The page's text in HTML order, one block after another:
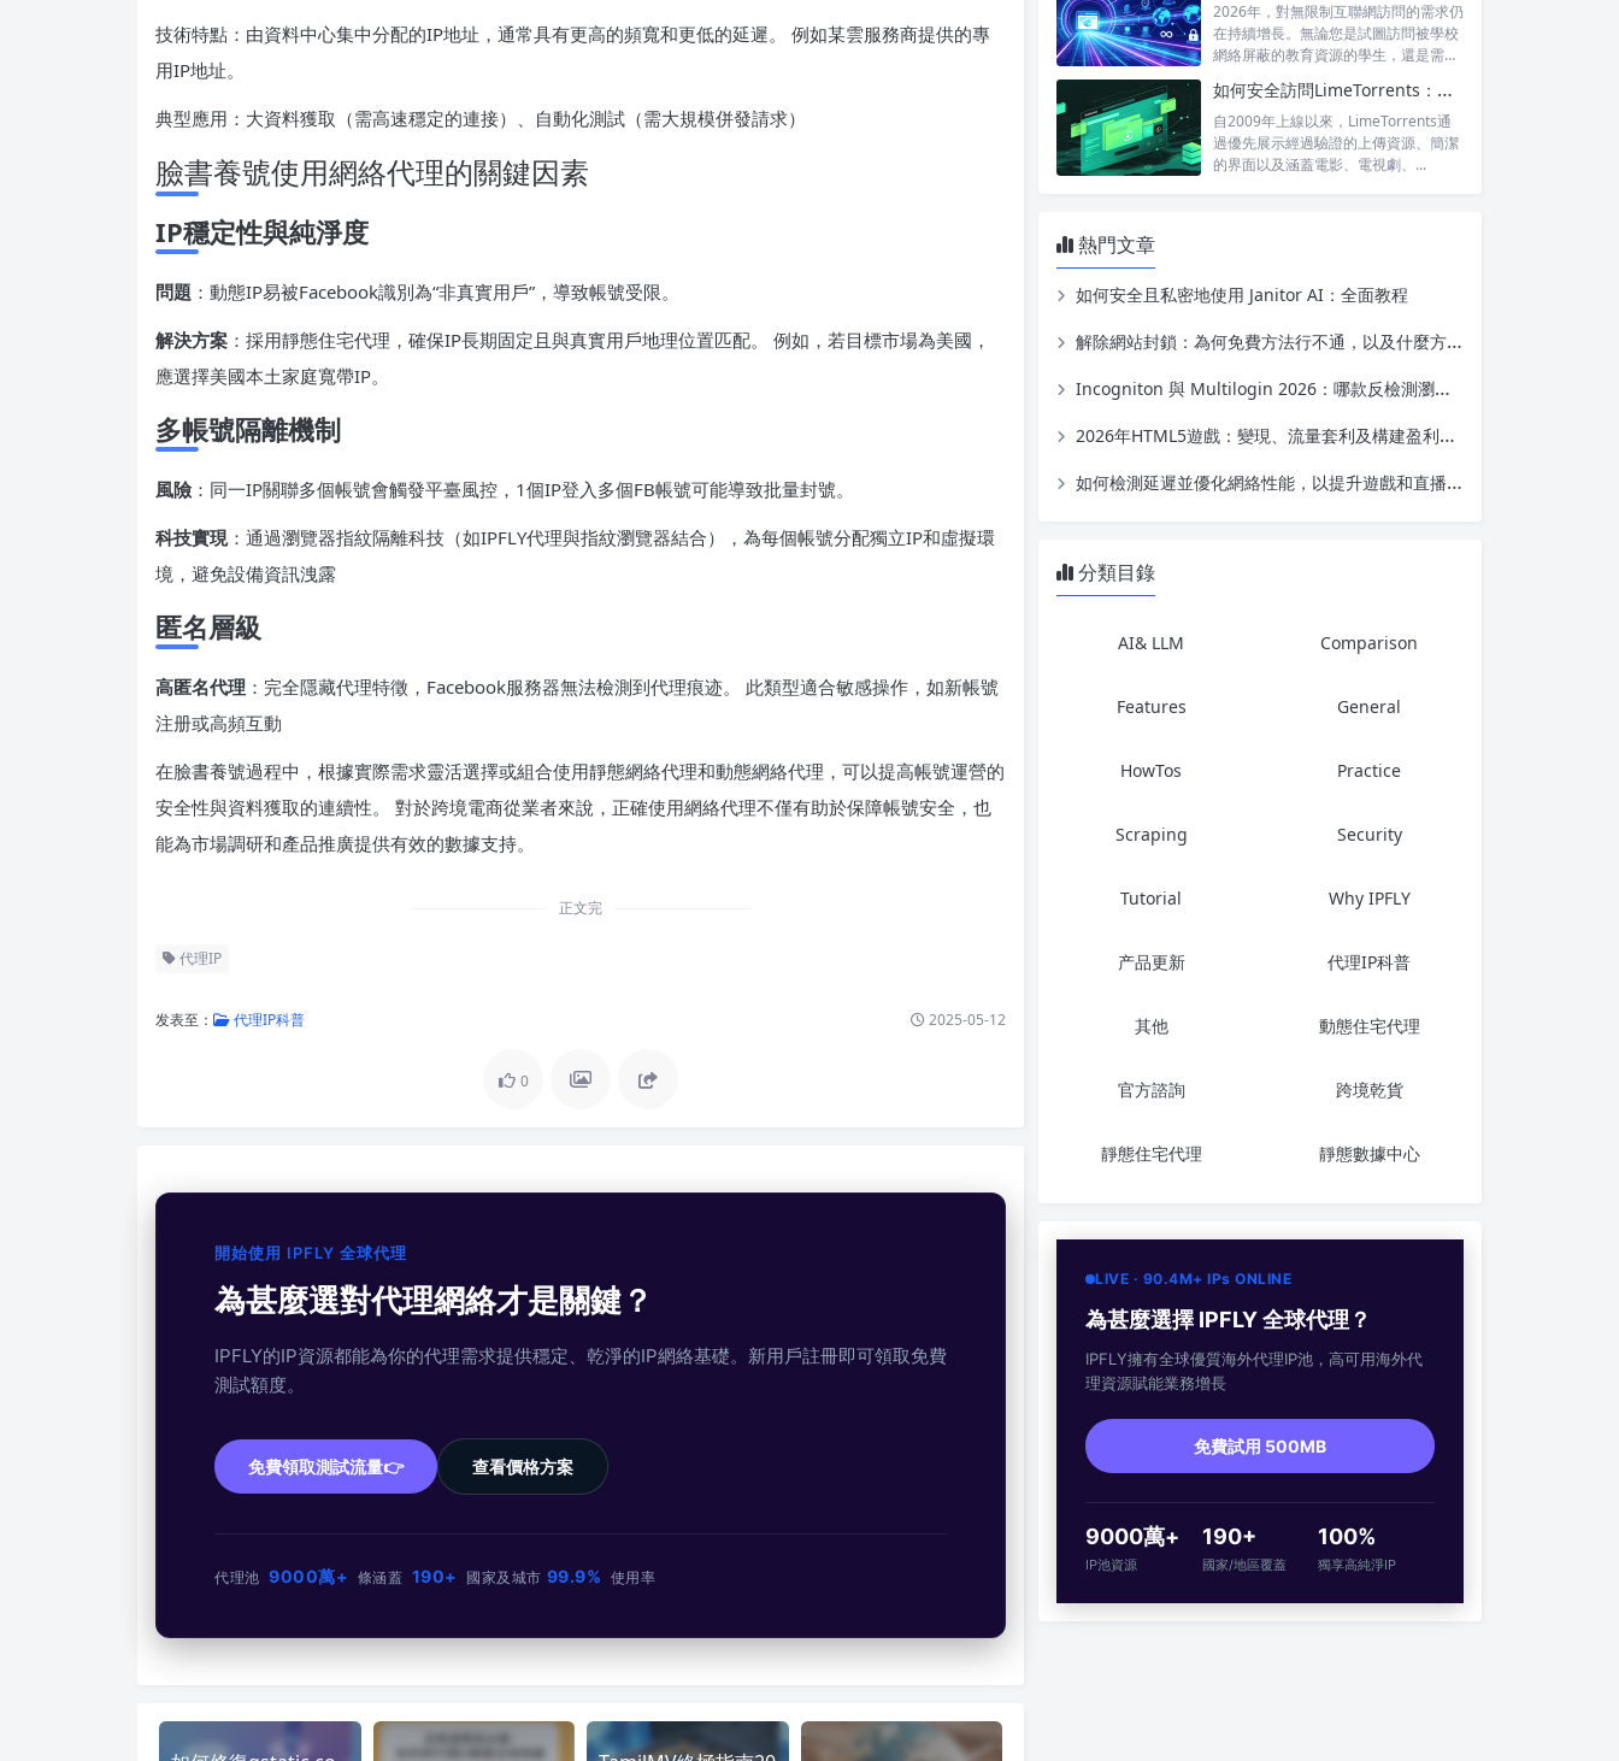
技術特點：由資料中心集中分配的IP地址，通常具有更高的頻寬和更低的延遲。 例如某雲服務商提供的專
用IP地址。
典型應用：大資料獲取（需高速穩定的連接）、自動化測試（需大規模併發請求）
臉書養號使用網絡代理的關鍵因素
IP穩定性與純淨度
問題 ：動態IP易被Facebook識別為“非真實用戶”，導致帳號受限。
解決方案 ：採用靜態住宅代理，確保IP長期固定且與真實用戶地理位置匹配。 例如，若目標市場為美國，
應選擇美國本土家庭寬帶IP。
多帳號隔離機制
風險 ：同一IP關聯多個帳號會觸發平臺風控，1個IP登入多個FB帳號可能導致批量封號。
科技實現：通過瀏覽器指紋隔離科技（如IPFLY代理與指紋瀏覽器結合），為每個帳號分配獨立IP和虛擬環
境，避免設備資訊洩露
匿名層級
高匿名代理 ：完全隱藏代理特徵，Facebook服務器無法檢測到代理痕迹。 此類型適合敏感操作，如新帳號
注册或高頻互動
在臉書養號過程中，根據實際需求靈活選擇或組合使用靜態網絡代理和動態網絡代理，可以提高帳號運營的
安全性與資料獲取的連續性。 對於跨境電商從業者來說，正確使用網絡代理不僅有助於保障帳號安全，也
能為市場調研和產品推廣提供有效的數據支持。
正文完
代理IP
发表至： 代理IP科普 2025-05-12
0
開始使用 IPFLY 全球代理
為甚麼選對代理網絡才是關鍵？
IPFLY的IP資源都能為你的代理需求提供穩定、乾淨的IP網絡基礎。新用戶註冊即可領取免費
測試額度。
免費領取測試流量👉 查看價格方案
代理池 9000萬+ 條涵蓋 190+ 國家及城市 99.9% 使用率
2026年，對無限制互聯網訪問的需求仍
在持續增長。無論您是試圖訪問被學校
網絡屏蔽的教育資源的學生，還是需要
如何安全訪問LimeTorrents：使用家庭代理繞過封鎖
自2009年上線以來，LimeTorrents通
過優先展示經過驗證的上傳資源、簡潔
的界面以及涵蓋電影、電視劇、...
熱門文章
如何安全且私密地使用 Janitor AI：全面教程
解除網站封鎖：為何免費方法行不通，以及什麼方法才能真正長期有效
Incogniton 與 Multilogin 2026：哪款反檢測瀏覽器在多賬號管理方面更勝一籌？
2026年HTML5遊戲：變現、流量套利及構建盈利性網絡遊戲業務的完整指南
如何檢測延遲並優化網絡性能，以提升遊戲和直播體驗
分類目錄
AI& LLM Comparison
Features General
HowTos Practice
Scraping Security
Tutorial Why IPFLY
产品更新 代理IP科普
其他 動態住宅代理
官方諮詢 跨境乾貨
靜態住宅代理 靜態數據中心
LIVE · 90.4M+ IPs ONLINE
為甚麼選擇 IPFLY 全球代理？
IPFLY擁有全球優質海外代理IP池，高可用海外代
理資源賦能業務增長
免費試用 500MB
9000萬+
IP池資源
190+
國家/地區覆蓋
100%
獨享高純淨IP